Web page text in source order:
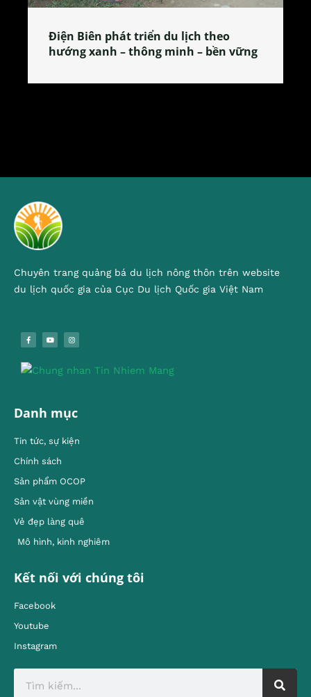
Làng làm bánh tẻ Phú Nhi – nơi lan
tỏa đặc sản xứ Đoài
Chuyên trang quảng bá du lịch nông thôn trên website
du lịch quốc gia của Cục Du lịch Quốc gia Việt Nam
Danh mục
Tin tức, sự kiện
Chính sách
Sản phẩm OCOP
Sản vật vùng miền
Vẻ đẹp làng quê
Mô hình, kinh nghiêm
Kết nối với chúng tôi
Facebook
Youtube
Instagram